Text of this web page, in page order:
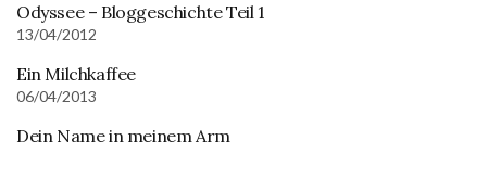
Odyssee – Bloggeschichte Teil 1
13/04/2012
Ein Milchkaffee
06/04/2013
Dein Name in meinem Arm